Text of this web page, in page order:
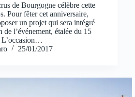
de Bourgogne célèbre cette
Pour fêter cet anniversaire,
un projet qui sera intégré
de l’événement, étalée du 15
L’occasion…
25/01/2017